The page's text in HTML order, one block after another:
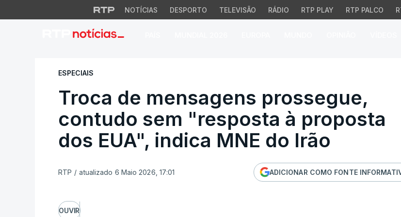
NOTÍCIAS DESPORTO TELEVISÃO RÁDIO RTP PLAY RTP PALCO
Troca de mensagens prossegue,
ESPECIAIS
Troca de mensagens prossegue,
contudo sem "resposta à proposta
dos EUA", indica MNE do Irão
RTP / atualizado 6 Maio 2026, 17:01 ADICIONAR COMO FONTE
OUVIR